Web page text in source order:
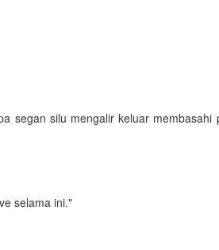
segan silu mengalir keluar membasahi
selama ini."